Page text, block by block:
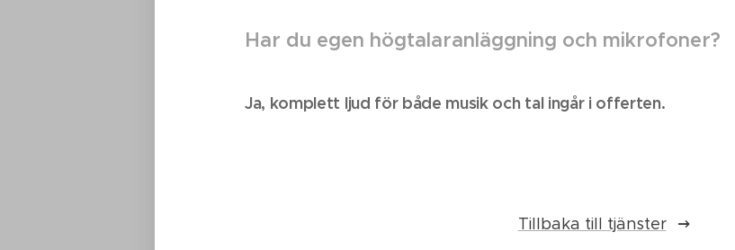
Har du egen högtalaranläggning och mikrofoner?
Ja, komplett ljud för både musik och tal ingår i offerten.
Tillbaka till tjänster